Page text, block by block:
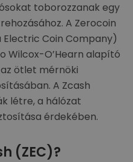
toborozzanak egy
A Zerocoin
Coin Company)
Wilcox-O’Hearn alapító
ötlet mérnöki
A Zcash
létre, a hálózat
érdekében.
(ZEC)?